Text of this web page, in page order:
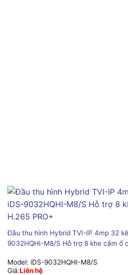
Đầu thu hình Hybrid TVI-IP 4mp 32
9032HQHI-M8/S Hỗ trợ 8 khe cắm ổ
Model: iDS-9032HQHI-M8/S
Giá:Liên hệ